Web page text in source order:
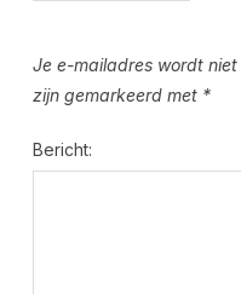
Je e-mailadres wordt
zijn gemarkeerd met *
Bericht: